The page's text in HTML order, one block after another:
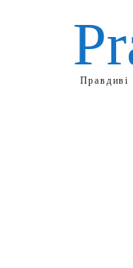
Правдиві